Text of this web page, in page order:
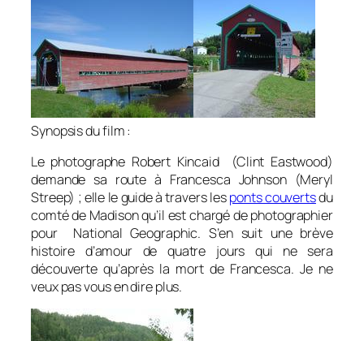
Synopsis du film :
Le photographe Robert Kincaid (Clint Eastwood)
demande sa route à Francesca Johnson (Meryl
Streep) ; elle le guide à travers lesponts couvertsdu
comté de Madison qu’il est chargé de photographier
pour National Geographic. S’en suit une brève
histoire d’amour de quatre jours qui ne sera
découverte qu’après la mort de Francesca. Je ne
veux pas vous en dire plus.